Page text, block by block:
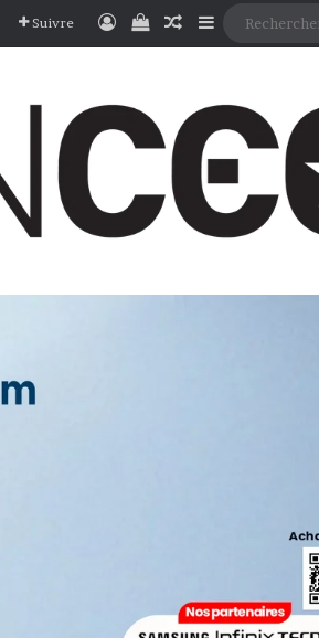
Suivre Connexion
Voir votre panier
ArticleSidebar